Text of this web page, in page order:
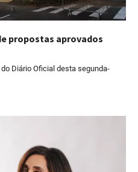
propostas aprovados
Diário Oficial desta segunda-